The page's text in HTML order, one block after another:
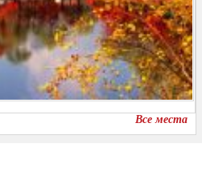
Все места